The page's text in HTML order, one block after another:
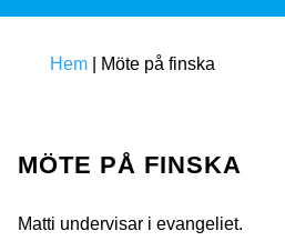
n
Hem Möte på finska
MÖTE PÅ FINSKA
Matti undervisar i evangeliet.